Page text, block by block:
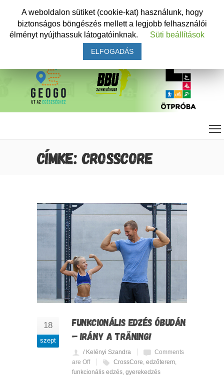
CÍMKE: CROSSCORE
18
szept
FUNKCIONÁLIS EDZÉS ÓBUDÁN
– IRÁNY A TRÄNING!
/ Kelényi Szandra
Comments
are Off
CrossCore, edzőterem,
funkcionális edzés, gyerekedzés
A weboldalon sütiket (cookie-kat) használunk, hogy
biztonságos böngészés mellett a legjobb felhasználói
élményt nyújthassuk látogatóinknak.
Süti beállítások
ELFOGADÁS